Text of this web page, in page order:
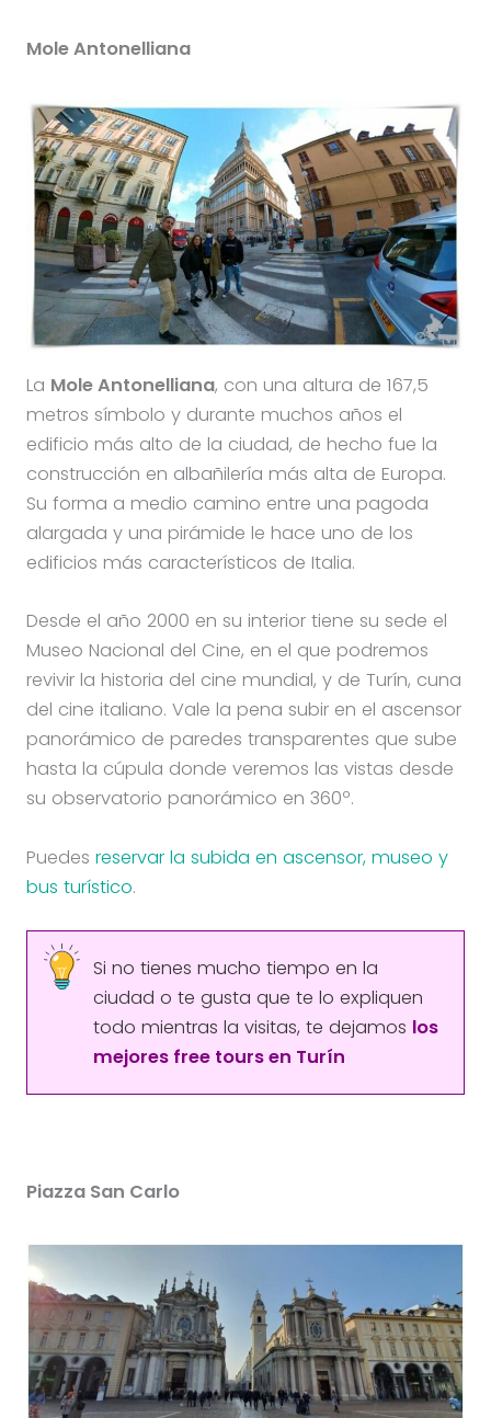
Mole Antonelliana
La Mole Antonelliana, con una altura de 167,5
metros símbolo y durante muchos años el
edificio más alto de la ciudad, de hecho fue la
construcción en albañilería más alta de Europa.
Su forma a medio camino entre una pagoda
alargada y una pirámide le hace uno de los
edificios más característicos de Italia.
Desde el año 2000 en su interior tiene su sede el
Museo Nacional del Cine, en el que podremos
revivir la historia del cine mundial, y de Turín, cuna
del cine italiano. Vale la pena subir en el ascensor
panorámico de paredes transparentes que sube
hasta la cúpula donde veremos las vistas desde
su observatorio panorámico en 360º.
Puedes reservar la subida en ascensor, museo y
bus turístico.
Si no tienes mucho tiempo en la
ciudad o te gusta que te lo expliquen
todo mientras la visitas, te dejamos los
mejores free tours en Turín
Piazza San Carlo